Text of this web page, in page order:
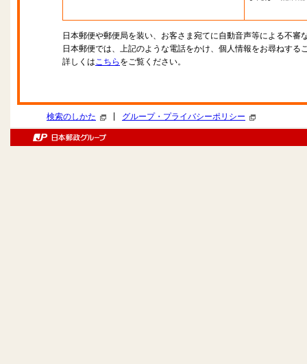
日本郵便や郵便局を装い、お客さま宛てに自動音声等による不審
日本郵便では、上記のような電話をかけ、個人情報をお尋ねする
詳しくはこちら をご覧ください。
検索のしかた グループ・プライバシーポリシー